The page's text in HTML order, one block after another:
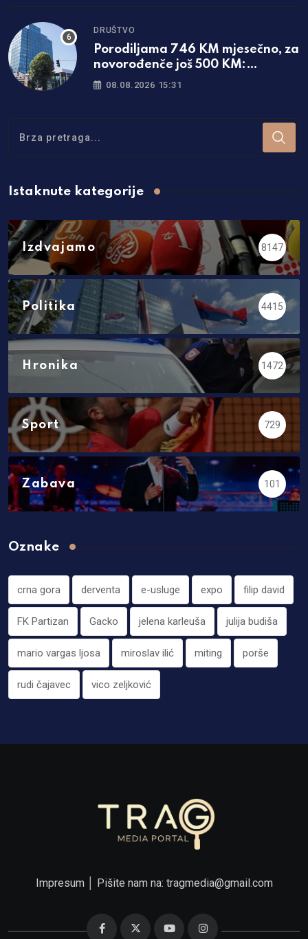
DRUŠTVO
Porodiljama 746 KM mjesečno, za
novorođenče još 500 KM:
Objavljene sve mjere u Srpskoj
08.08.2026 15:31
Istaknute kategorije
Izdvajamo 8147
Politika 4415
Hronika 1472
Sport 729
Zabava 101
Oznake
crna gora derventa e-usluge expo filip david
FK Partizan Gacko jelena karleuša julija budiša
mario vargas ljosa miroslav ilić miting porše
rudi čajavec vico zeljković
Impresum│ Pišite nam na: tragmedia@gmail.com